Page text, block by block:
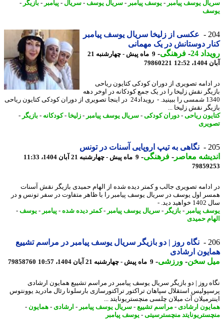
یوسف پیامبر-یوسف پیامبر-سریال یوسف-سریال-پیامبر-بازیگر-
عکسی از زلیخا سریال یوسف پیامبر
دوستانش در یک مهمانی
24
-فرهنگی-
9 ماه پیش - چهارشنبه 21
79860221
تصویری از دوران کودکی کتایون ریاحی
نقش زلیخا را در یک جمع کودکانه در اوخر دهه
1340 شمسی را ببینید. - رویداد24 در اینجا تصویری از دوران کودکی کتایون ریاحی
نقش زلیخا ...
ریاحی-دوران کودکی-سریال یوسف پیامبر-زلیخا -کودکانه-بازیگر-
نگاهی به تیپ اروپایی آسنات در تونس
معاصر-فرهنگی-9 ماه پیش - چهارشنبه 21 آبان 1404، 11:33
تصویری جالب و کمتر دیده شده از الهام حمیدی بازیگر نقش آسنات
اول یوسف در سریال یوسف پیامبر را با ظاهر متفاوت در سفر تونس و در
دید. -
پیامبر-بازیگر-سریال یوسف پیامبر-کمتر دیده شده-پیامبر-یوسف-
حمیدی
نگاه روز | دو بازیگر سریال یوسف پیامبر در مراسم تشییع
ارشادی
سخن-ورزشی-9 ماه پیش - چهارشنبه 21 آبان 1404، 10:57 79858760
روز | دو بازیگر سریال یوسف پیامبر در مراسم تشییع همایون ارشادی
استقلال سپاهان تراکتور تراکتورسازی بارسلونا رئال مادرید یوونتوس
آث میلان چلسی منچستریونایتد ...
ارشادی-مراسم تشییع-سریال یوسف پیامبر-ارشادی-همایون-
منچسترسیتی-یوسف پیامبر